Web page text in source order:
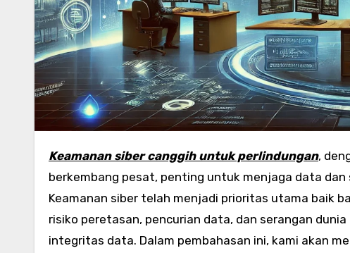
Keamanan siber canggih untuk perlindungan,
berkembang pesat, penting untuk menjaga data
Keamanan siber telah menjadi prioritas utama baik
risiko peretasan, pencurian data, dan serangan
integritas data. Dalam pembahasan ini, kami akan